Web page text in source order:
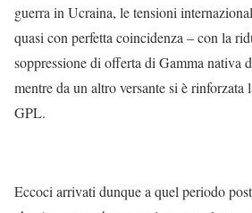
guerra in Ucraina, le tensioni
quasi con perfetta coincidenza – con la
soppressione di offerta di Gamma nativa
mentre da un altro versante si è
GPL.
Eccoci arrivati dunque a quel periodo